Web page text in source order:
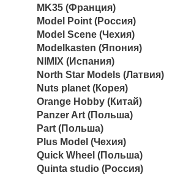
MK35 (Франция)
Model Point (Россия)
Model Scene (Чехия)
Modelkasten (Япония)
NIMIX (Испания)
North Star Models (Латвия)
Nuts planet (Корея)
Orange Hobby (Китай)
Panzer Art (Польша)
Part (Польша)
Plus Model (Чехия)
Quick Wheel (Польша)
Quinta studio (Россия)